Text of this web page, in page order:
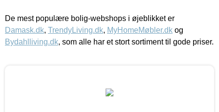
De mest populære bolig-webshops i øjeblikket er
Damask.dk, TrendyLiving.dk, MyHomeMøbler.dk og
Bydahlliving.dk, som alle har et stort sortiment til gode priser.